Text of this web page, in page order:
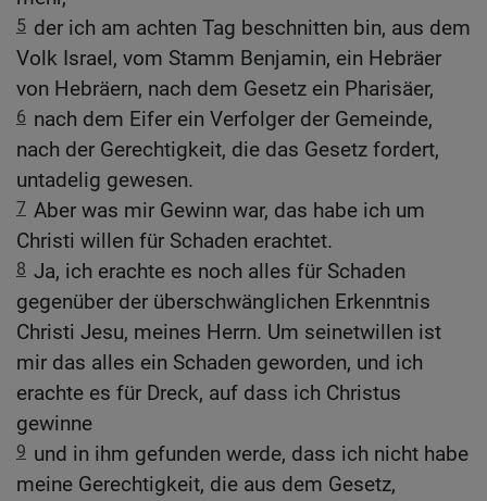
5 der ich am achten Tag beschnitten bin, aus dem
Volk Israel, vom Stamm Benjamin, ein Hebräer
von Hebräern, nach dem Gesetz ein Pharisäer,
6 nach dem Eifer ein Verfolger der Gemeinde,
nach der Gerechtigkeit, die das Gesetz fordert,
untadelig gewesen.
7 Aber was mir Gewinn war, das habe ich um
Christi willen für Schaden erachtet.
8 Ja, ich erachte es noch alles für Schaden
gegenüber der überschwänglichen Erkenntnis
Christi Jesu, meines Herrn. Um seinetwillen ist
mir das alles ein Schaden geworden, und ich
erachte es für Dreck, auf dass ich Christus
gewinne
9 und in ihm gefunden werde, dass ich nicht habe
meine Gerechtigkeit, die aus dem Gesetz,